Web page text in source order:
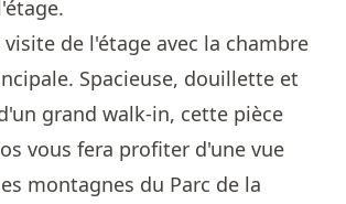
de l'étage avec la chambre
Spacieuse, douillette et
grand walk-in, cette pièce
vous fera profiter d'une vue
montagnes du Parc de la